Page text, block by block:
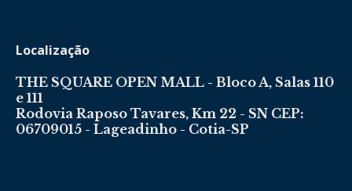
Localização
THE SQUARE OPEN MALL - Bloco A, Salas 110
e 111
Rodovia Raposo Tavares, Km 22 - SN CEP:
06709015 - Lageadinho - Cotia-SP